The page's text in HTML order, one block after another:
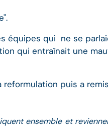
équipes qui ne se
qui entraînait une
reformulation puis a
ensemble et